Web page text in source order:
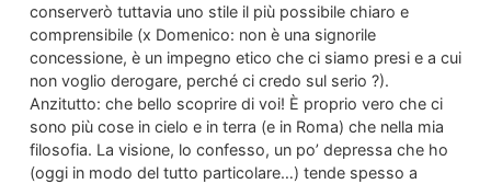
conserverò tuttavia uno stile il più possibile chiaro e
comprensibile (x Domenico: non è una signorile
concessione, è un impegno etico che ci siamo presi e a cui
non voglio derogare, perché ci credo sul serio ?).
Anzitutto: che bello scoprire di voi! È proprio vero che ci
sono più cose in cielo e in terra (e in Roma) che nella mia
filosofia. La visione, lo confesso, un po’ depressa che ho
(oggi in modo del tutto particolare…) tende spesso a